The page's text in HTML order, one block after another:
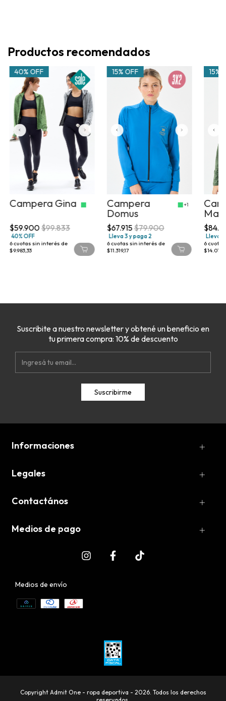
Productos recomendados
40% OFF
Campera Gina
$59.900 $99.833
40% OFF
6cuotas sin interés de
$9.983,33
15% OFF
Campera
Domus
+1
$67.915$79.900
Lleva 3 y paga 2
6cuotas sin interés de
$11.319,17
15%
Lleva
6
Suscribite a nuestro newsletter y obtené un beneficio en
tu primera compra: 10% de descuento
Informaciones
Legales
Contactános
Medios de pago
Medios de envío
Copyright Admit One - ropa deportiva - 2026. Todos los derechos